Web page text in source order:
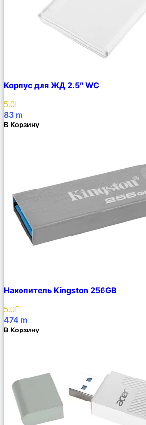
Описание
Избранное
Корпус для ЖД 2.5″ WC
5.0
83 m
В Корзину
Описание
Избранное
Накопитель Kingston 256GB
5.0
474 m
В Корзину